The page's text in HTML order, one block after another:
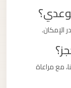
مراعاة